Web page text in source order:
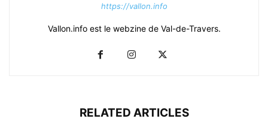
https://vallon.info
Vallon.info est le webzine de Val-de-Travers.
RELATED ARTICLES